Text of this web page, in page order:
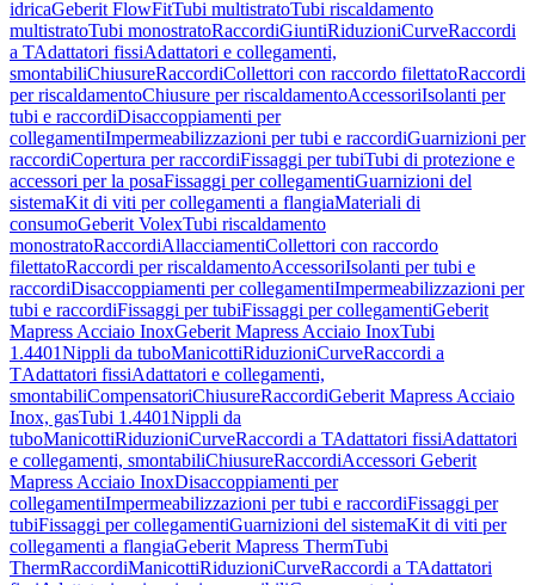
idricaGeberit FlowFitTubi multistratoTubi riscaldamento
multistratoTubi monostratoRaccordiGiuntiRiduzioniCurveRaccordi
a TAdattatori fissiAdattatori e collegamenti,
smontabiliChiusureRaccordiCollettori con raccordo filettatoRaccordi
per riscaldamentoChiusure per riscaldamentoAccessoriIsolanti per
tubi e raccordiDisaccoppiamenti per
collegamentiImpermeabilizzazioni per tubi e raccordiGuarnizioni per
raccordiCopertura per raccordiFissaggi per tubiTubi di protezione e
accessori per la posaFissaggi per collegamentiGuarnizioni del
sistemaKit di viti per collegamenti a flangiaMateriali di
consumoGeberit VolexTubi riscaldamento
monostratoRaccordiAllacciamentiCollettori con raccordo
filettatoRaccordi per riscaldamentoAccessoriIsolanti per tubi e
raccordiDisaccoppiamenti per collegamentiImpermeabilizzazioni per
tubi e raccordiFissaggi per tubiFissaggi per collegamentiGeberit
Mapress Acciaio InoxGeberit Mapress Acciaio InoxTubi
1.4401Nippli da tuboManicottiRiduzioniCurveRaccordi a
TAdattatori fissiAdattatori e collegamenti,
smontabiliCompensatoriChiusureRaccordiGeberit Mapress Acciaio
Inox, gasTubi 1.4401Nippli da
tuboManicottiRiduzioniCurveRaccordi a TAdattatori fissiAdattatori
e collegamenti, smontabiliChiusureRaccordiAccessori Geberit
Mapress Acciaio InoxDisaccoppiamenti per
collegamentiImpermeabilizzazioni per tubi e raccordiFissaggi per
tubiFissaggi per collegamentiGuarnizioni del sistemaKit di viti per
collegamenti a flangiaGeberit Mapress ThermTubi
ThermRaccordiManicottiRiduzioniCurveRaccordi a TAdattatori